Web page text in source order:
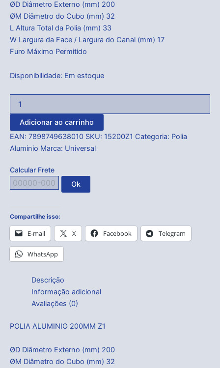
ØD Diâmetro Externo (mm) 200
ØM Diâmetro do Cubo (mm) 32
L Altura Total da Polia (mm) 33
W Largura da Face / Largura do Canal (mm) 17
Furo Máximo Permitido
Disponibilidade: Em estoque
Adicionar ao carrinho
EAN: 7898749638010 SKU: 15200Z1 Categoria: Polia
Aluminio Marca: Universal
Calcular Frete
Ok
Compartilhe isso:
E-mail X Facebook Telegram
WhatsApp
Descrição
Informação adicional
Avaliações (0)
POLIA ALUMINIO 200MM Z1
ØD Diâmetro Externo (mm) 200
ØM Diâmetro do Cubo (mm) 32